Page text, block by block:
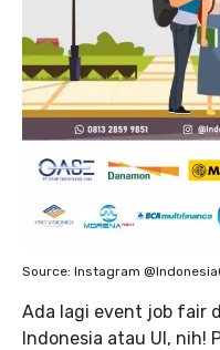
Source: Instagram
Ada lagi event job fair
Indonesia atau UI, nih!